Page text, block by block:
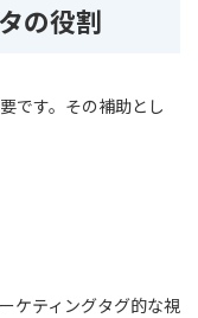
の役割
です。その補助とし
ケティングタグ的な視